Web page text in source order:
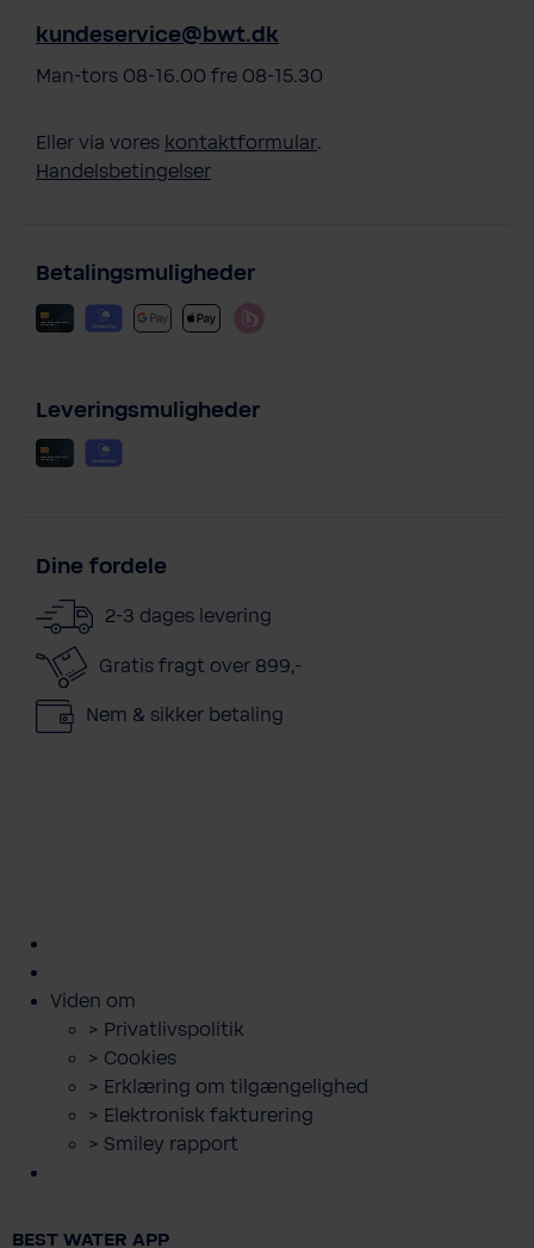
kundeservice@bwt.dk
Man-tors 08-16.00 fre 08-15.30
Eller via vores kontaktformular.
Handelsbetingelser
Betalingsmuligheder
Leveringsmuligheder
Dine fordele
2-3 dages levering
Gratis fragt over 899,-
Nem & sikker betaling
600
Bestil
Bestil
Book
Lej
Downloads
guides
Viden om
> Privatlivspolitik
> Cookies
> Erklæring om tilgængelighed
> Elektronisk fakturering
> Smiley rapport
BEST WATER APP